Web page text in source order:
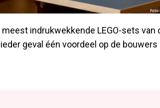
indrukwekkende LEGO-sets van
geval één voordeel op de bouwers